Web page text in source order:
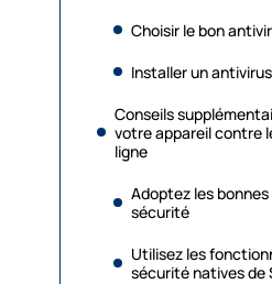
Choisir le bon
Installer un antivirus
Conseils
votre appareil contre
ligne
Adoptez les
sécurité
Utilisez les
sécurité natives de